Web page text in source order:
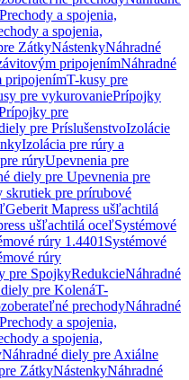
Prechody a spojenia,
a spojenia,
ZátkyNástenkyNáhradné
pripojenímNáhradné
pripojenímT-kusy pre
pre vykurovaniePrípojky
pre
pre PríslušenstvoIzolácie
Izolácia pre rúry a
rúryUpevnenia pre
diely pre Upevnenia pre
skrutiek pre prírubové
Geberit Mapress ušľachtilá
ušľachtilá oceľSystémové
rúry 1.4401 Systémové
rúry
pre SpojkyRedukcieNáhradné
pre KolenáT-
prechodyNáhradné
Prechody a spojenia,
a spojenia,
Náhradné diely pre Axiálne
ZátkyNástenkyNáhradné